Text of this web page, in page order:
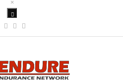
×